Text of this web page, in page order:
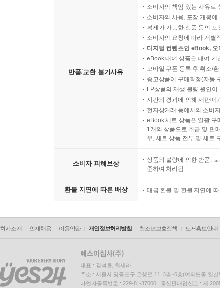
반품/교환 불가사유
소비자의 책임 있는 사유로
소비자의 사용, 포장 개봉
복제가 가능한 상품 등의
소비자의 요청에 따라 개별
디지털 컨텐츠인 eBook,
eBook 대여 상품은 대여 기
모바일 쿠폰 등록 후 취소/
중고상품이 구매확정(자동
LP상품의 재생 불량 원인
시간의 경과에 의해 재판매
전자상거래 등에서의 소비
eBook 세트 상품은 일괄 구
1개의 상품으로 취급 및 판
우, 세트 상품 전부 및 세트
소비자 피해보상
상품의 불량에 의한 반품,
준하여 처리됨
환불 지연에 따른 배상 대금 환불 및 환불 지연에
회사소개 인재채용 이용약관 개인정보처리방침 청소년보호정책 도서홍보안내
대표 : 김석환, 최세라
주소 : 서울시 영등포구 은행로 11, 5층~6층(여의도동,일신
사업자등록번호 : 229-81-37000 통신판매업신고 : 제